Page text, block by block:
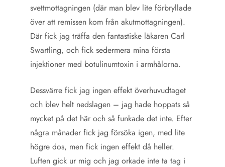
svettmottagningen (där man blev lite förbryllade
över att remissen kom från akutmottagningen).
Där fick jag träffa den fantastiske läkaren Carl
Swartling, och fick sedermera mina första
injektioner med botulinumtoxin i armhålorna.
Dessvärre fick jag ingen effekt överhuvudtaget
och blev helt nedslagen – jag hade hoppats så
mycket på det här och så funkade det inte. Efter
några månader fick jag försöka igen, med lite
högre dos, men fick ingen effekt då heller.
Luften gick ur mig och jag orkade inte ta tag i